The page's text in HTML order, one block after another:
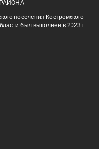
поселения Костромского
был выполнен в 2023 г.